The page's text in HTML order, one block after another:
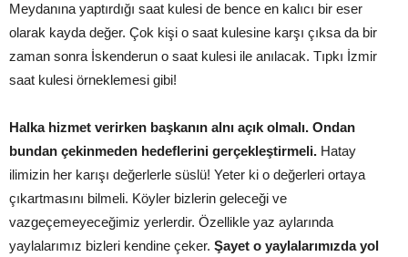
Meydanına yaptırdığı saat kulesi de bence en kalıcı bir eser
olarak kayda değer. Çok kişi o saat kulesine karşı çıksa da bir
zaman sonra İskenderun o saat kulesi ile anılacak. Tıpkı İzmir
saat kulesi örneklemesi gibi!
Halka hizmet verirken başkanın alnı açık olmalı. Ondan
bundan çekinmeden hedeflerini gerçekleştirmeli. Hatay
ilimizin her karışı değerlerle süslü! Yeter ki o değerleri ortaya
çıkartmasını bilmeli. Köyler bizlerin geleceği ve
vazgeçemeyeceğimiz yerlerdir. Özellikle yaz aylarında
yaylalarımız bizleri kendine çeker. Şayet o yaylalarımızda yol